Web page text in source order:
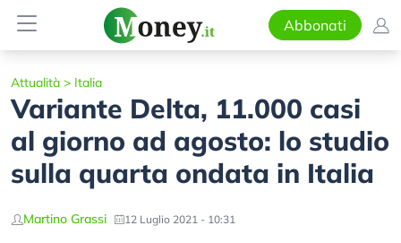
Abbonati
Attualità > Italia
Variante Delta, 11.000 casi
al giorno ad agosto: lo studio
sulla quarta ondata in Italia
Martino Grassi 12 Luglio 2021 - 10:31